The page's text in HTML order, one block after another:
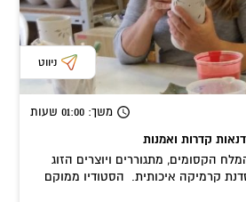
ניווט
משך: 01:00 שעות
קדרות ואמנות
הקסומים, מתגוררים ויוצרים הזוג
קרמיקה איכותית. הסטודיו ממוקם